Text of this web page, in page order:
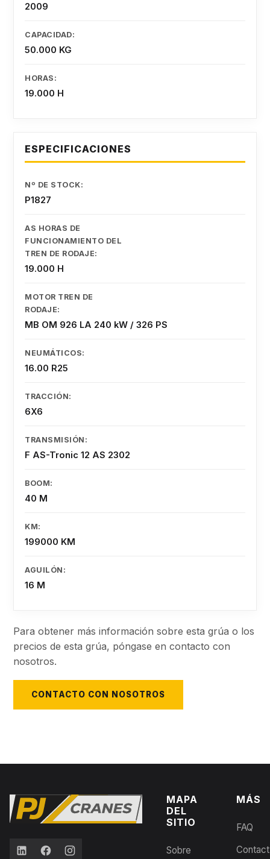
2009
CAPACIDAD:
50.000 KG
HORAS:
19.000 H
ESPECIFICACIONES
Nº DE STOCK:
P1827
AS HORAS DE
FUNCIONAMIENTO DEL
TREN DE RODAJE:
19.000 H
MOTOR TREN DE
RODAJE:
MB OM 926 LA 240 kW / 326 PS
NEUMÁTICOS:
16.00 R25
TRACCIÓN:
6X6
TRANSMISIÓN:
F AS-Tronic 12 AS 2302
BOOM:
40 M
KM:
199000 KM
AGUILÓN:
16 M
Para obtener más información sobre esta grúa o los
precios de esta grúa, póngase en contacto con
nosotros.
CONTACTO CON NOSOTROS
MAPA
DEL
SITIO
Sobre
MÁS
FAQ
Contact